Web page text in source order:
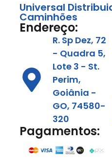
Universal
Caminhões
Endereço:
R. Sp Dez, 72
- Quadra 5,
Lote 3 - St.
Perim,
Goiânia -
GO, 74580-
320
Pagamentos: